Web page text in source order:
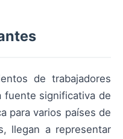
de trabajadores
fuente significativa de
para varios países de
llegan a representar